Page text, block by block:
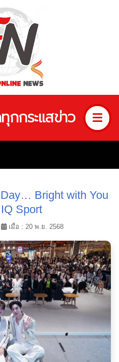
กกระแสข่าว
Bright with You
Sport
เมื่อ : 20 พ.ย. 2568